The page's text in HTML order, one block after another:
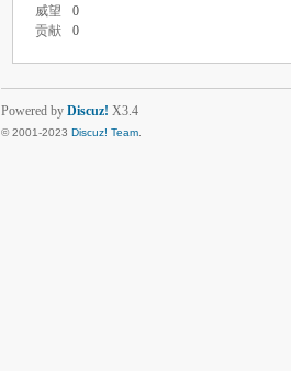
威望
0
贡献
0
Powered by Discuz! X3.4
© 2001-2023 Discuz! Team